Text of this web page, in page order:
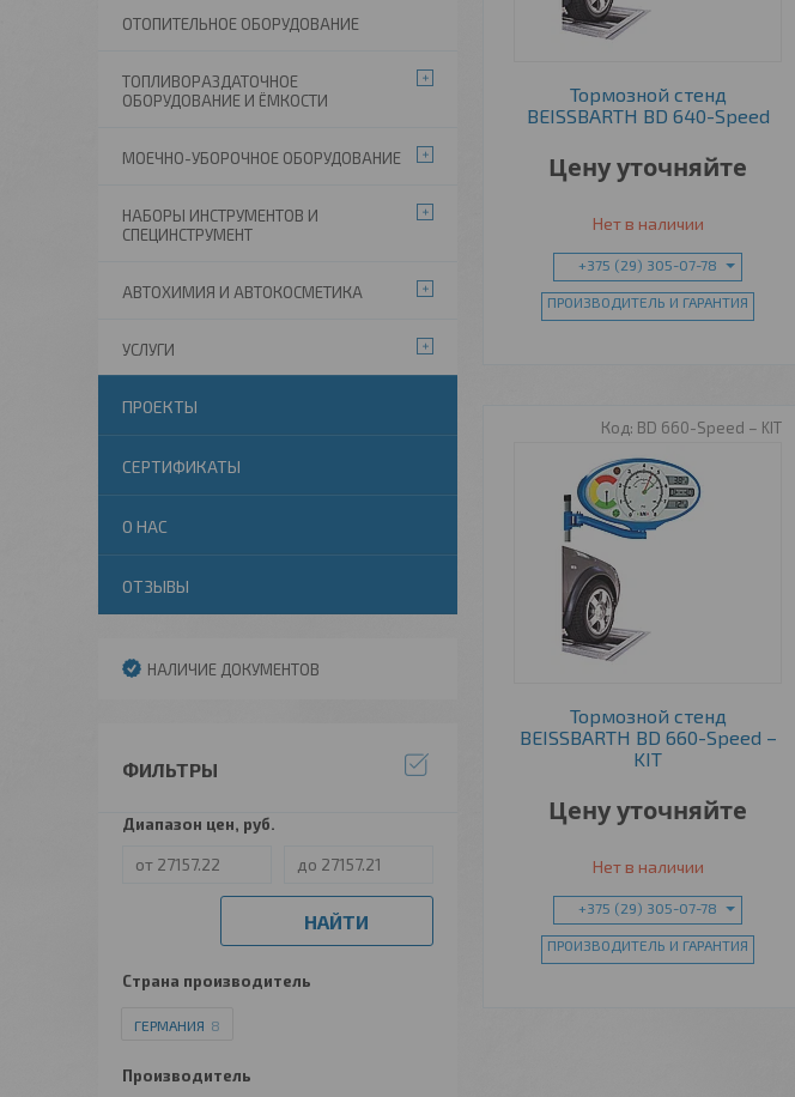
Тормозной стенд
BEISSBARTH BD 640-Speed
Цену уточняйте
Нет в наличии
+375 (29) 305-07-78
ПРОИЗВОДИТЕЛЬ И ГАРАНТИЯ
BD 660-Speed – KIT
Тормозной стенд
BEISSBARTH BD 660-Speed –
KIT
Цену уточняйте
Нет в наличии
+375 (29) 305-07-78
ПРОИЗВОДИТЕЛЬ И ГАРАНТИЯ
ОТОПИТЕЛЬНОЕ ОБОРУДОВАНИЕ
ТОПЛИВОРАЗДАТОЧНОЕ
ОБОРУДОВАНИЕ И ЁМКОСТИ
МОЕЧНО-УБОРОЧНОЕ ОБОРУДОВАНИЕ
НАБОРЫ ИНСТРУМЕНТОВ И
СПЕЦИНСТРУМЕНТ
АВТОХИМИЯ И АВТОКОСМЕТИКА
УСЛУГИ
ПРОЕКТЫ
СЕРТИФИКАТЫ
О НАС
ОТЗЫВЫ
НАЛИЧИЕ ДОКУМЕНТОВ
ФИЛЬТРЫ
Диапазон цен, руб.
НАЙТИ
Страна производитель
ГЕРМАНИЯ 8
Производитель